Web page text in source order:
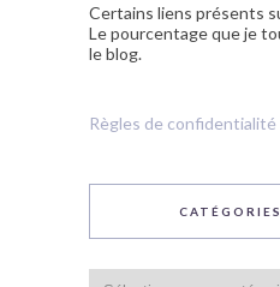
Certains liens présents
Le pourcentage que je
le blog.
Règles de confidentialité